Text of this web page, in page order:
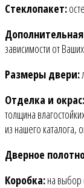
Стеклопакет:
зависимости от
Размеры двери:
Отделка и окрас:
толщина
из нашего каталога,
Дверное
Коробка:на